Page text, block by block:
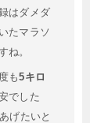
はダメダ
たマラソ
ね。
も5キロ
でした
げたいと